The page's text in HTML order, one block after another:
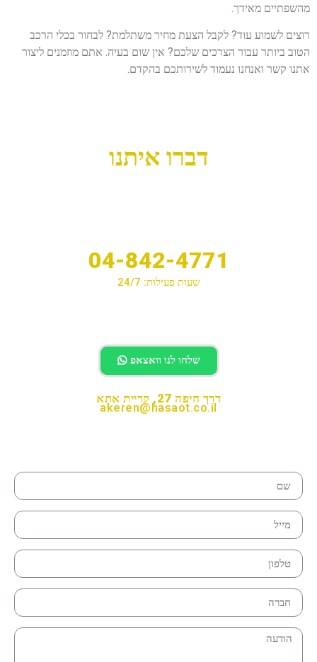
מהשפתיים מאידך.
רוצים לשמוע עוד? לקבל הצעת מחיר משתלמת? לבחור בכלי הרכב
הטוב ביותר עבור הצרכים שלכם? אין שום בעיה. אתם מוזמנים ליצור
אתנו קשר ואנחנו נעמוד לשירותכם בהקדם.
דברו איתנו
04-842-4771
שעות פעילות: 24/7
שלחו לנו וואצאפ
דרך חיפה 27, קריית אתא
akeren@hasaot.co.il